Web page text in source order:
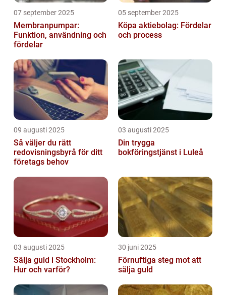
07 september 2025
Membranpumpar:
Funktion, användning och
fördelar
05 september 2025
Köpa aktiebolag: Fördelar
och process
09 augusti 2025
Så väljer du rätt
redovisningsbyrå för ditt
företags behov
03 augusti 2025
Din trygga
bokföringstjänst i Luleå
03 augusti 2025
Sälja guld i Stockholm:
Hur och varför?
30 juni 2025
Förnuftiga steg mot att
sälja guld